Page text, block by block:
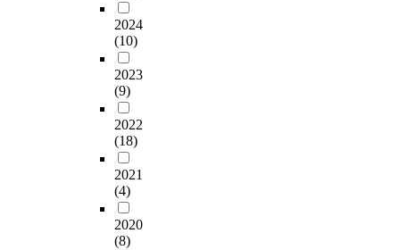
2024
(10)
2023
(9)
2022
(18)
2021
(4)
2020
(8)